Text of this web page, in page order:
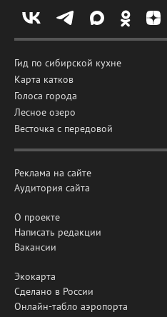
Гид по сибирской кухне
Карта катков
Голоса города
Лесное озеро
Весточка с передовой
Реклама на сайте
Аудитория сайта
О проекте
Написать редакции
Вакансии
Экокарта
Сделано в России
Онлайн-табло аэропорта